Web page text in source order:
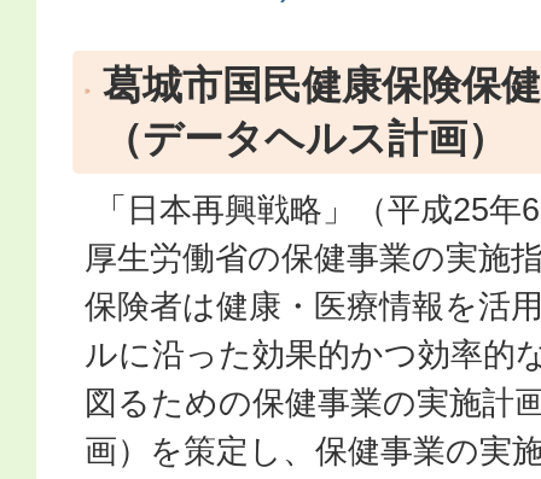
葛城市国民健康保険保
（データヘルス計画）
「日本再興戦略」（平成25年
厚生労働省の保健事業の実施
保険者は健康・医療情報を活
ルに沿った効果的かつ効率的
図るための保健事業の実施計
画）を策定し、保健事業の実